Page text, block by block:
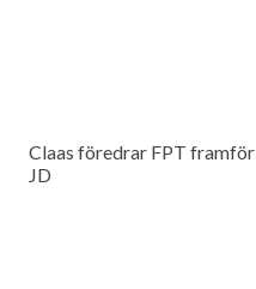
Claas föredrar FPT framför
JD